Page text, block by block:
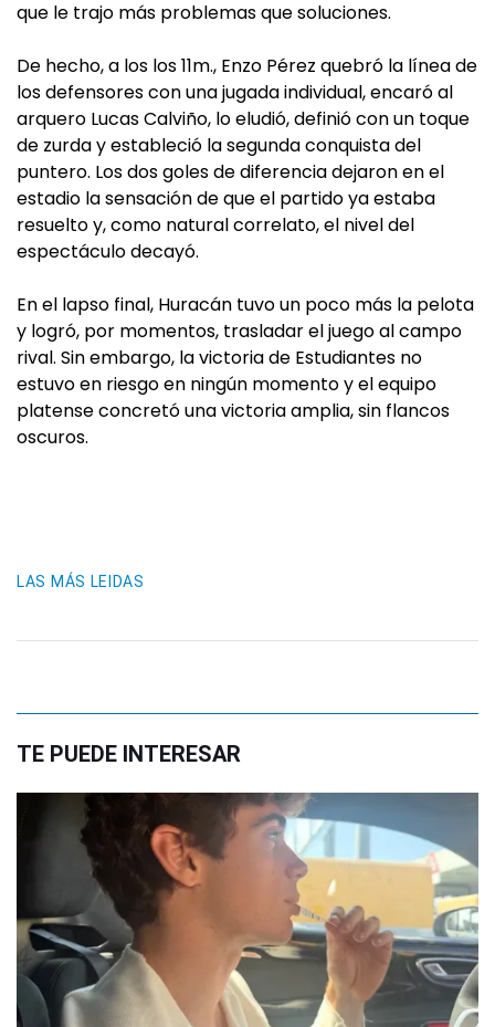
que le trajo más problemas que soluciones.
De hecho, a los los 11m., Enzo Pérez quebró la línea de
los defensores con una jugada individual, encaró al
arquero Lucas Calviño, lo eludió, definió con un toque
de zurda y estableció la segunda conquista del
puntero. Los dos goles de diferencia dejaron en el
estadio la sensación de que el partido ya estaba
resuelto y, como natural correlato, el nivel del
espectáculo decayó.
En el lapso final, Huracán tuvo un poco más la pelota
y logró, por momentos, trasladar el juego al campo
rival. Sin embargo, la victoria de Estudiantes no
estuvo en riesgo en ningún momento y el equipo
platense concretó una victoria amplia, sin flancos
oscuros.
LAS MÁS LEIDAS
TE PUEDE INTERESAR